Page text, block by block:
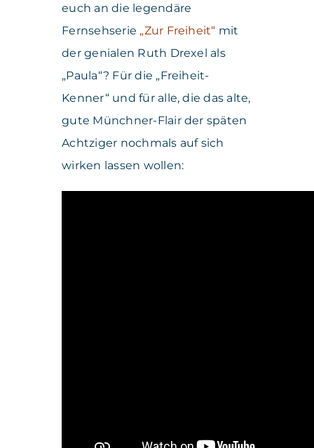
euch an die legendäre
Fernsehserie „Zur Freiheit“ mit
der genialen Ruth Drexel als
„Paula“? Für die „Freiheit-
Kenner“ und für alle, die das alte,
gute Münchner-Flair der späten
Achtziger nochmals auf sich
wirken lassen wollen: